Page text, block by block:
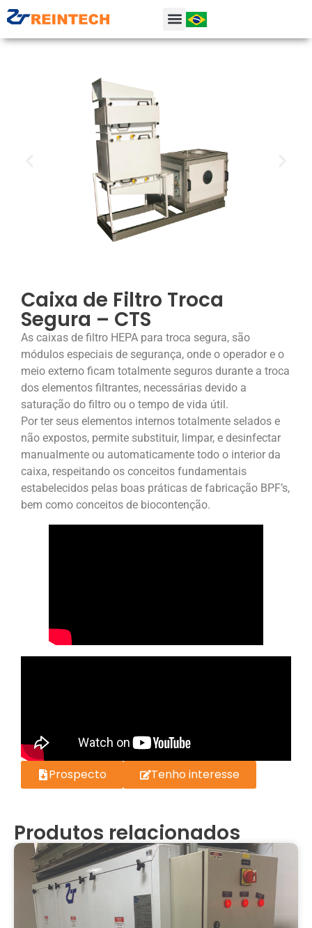
Caixa de Filtro Troca
Segura – CTS
As caixas de filtro HEPA para troca segura, são
módulos especiais de segurança, onde o operador e o
meio externo ficam totalmente seguros durante a troca
dos elementos filtrantes, necessárias devido a
saturação do filtro ou o tempo de vida útil.
Por ter seus elementos internos totalmente selados e
não expostos, permite substituir, limpar, e desinfectar
manualmente ou automaticamente todo o interior da
caixa, respeitando os conceitos fundamentais
estabelecidos pelas boas práticas de fabricação BPF’s,
bem como conceitos de biocontenção.
Prospecto Tenho interesse
Produtos relacionados